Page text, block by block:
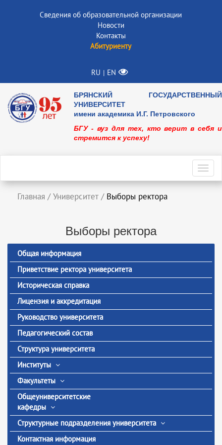
Сведения об образовательной организации
Новости
Контакты
Абитуриенту
RU | EN
БРЯНСКИЙ ГОСУДАРСТВЕННЫЙ
УНИВЕРСИТЕТ
имени академика И.Г. Петровского
БГУ - вуз для тех, кто верит в себя и
стремится к успеху!
Главная / Университет / Выборы ректора
Выборы ректора
Общая информация
Приветствие ректора университета
Историческая справка
Лицензия и аккредитация
Руководство университета
Педагогический состав
Структура университета
Институты
Факультеты
Общеуниверситетские
кафедры
Структурные подразделения университета
Контактная информация